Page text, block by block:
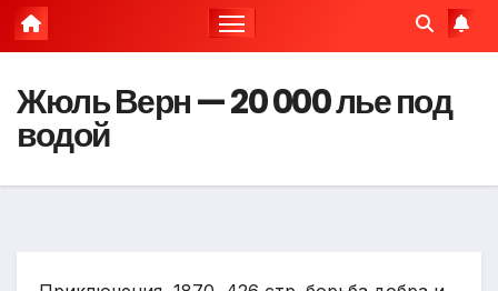
Жюль Верн — 20 000 лье под
водой